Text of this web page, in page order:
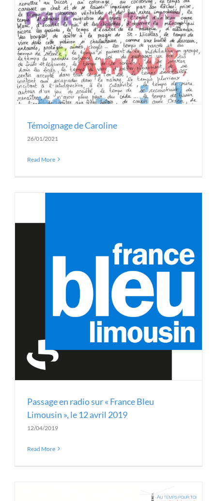
Témoignage de Caroline
26/01/2021
Read More
Passage en radio sur « France Bleu
Limousin », le 12 avril 2019
12/04/2019
Read More